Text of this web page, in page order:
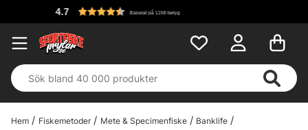
Baserat på 1158 betyg
Hem Fiskemetoder Mete & Specimenfiske
Banklife